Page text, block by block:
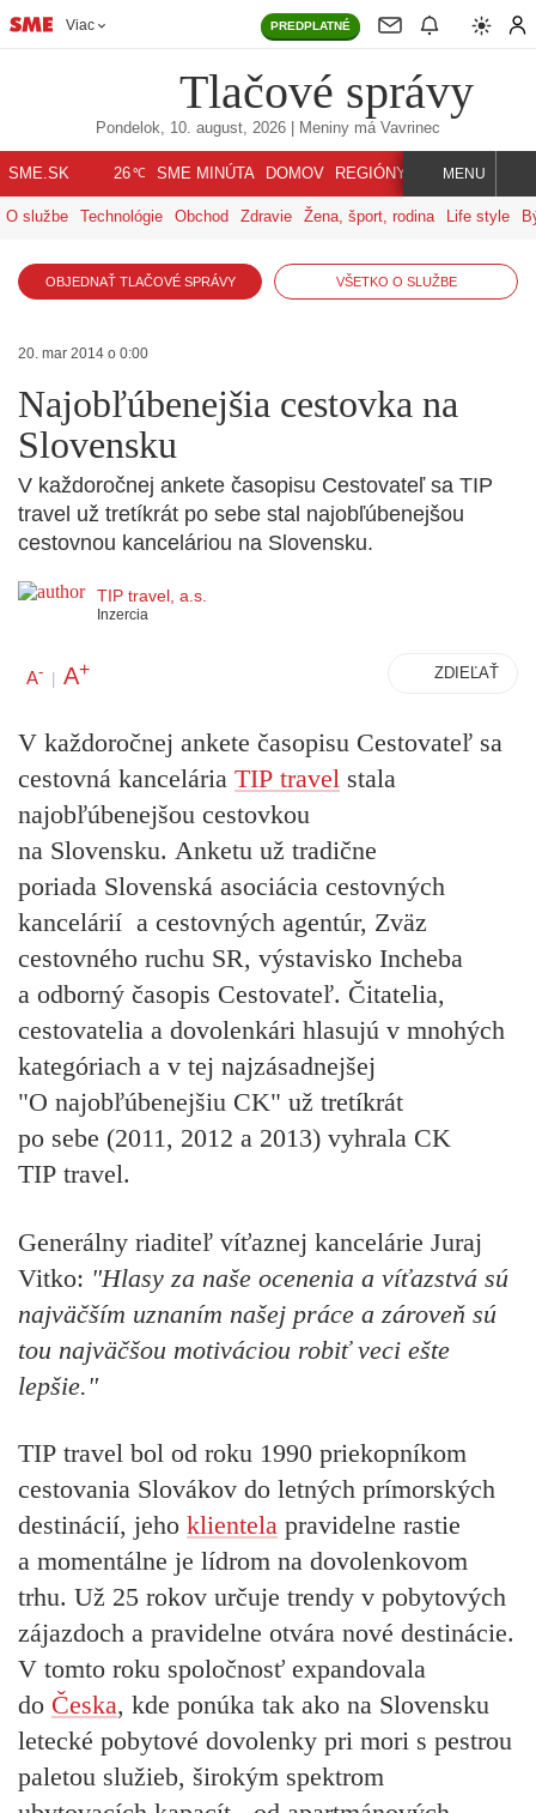
Viac PREDPLATNÉ
Tlačové správy
Pondelok, 10. august, 2026 | Meniny má Vavrinec
SME.SK 26℃ SME MINÚTA DOMOV REGIÓNY INDEX SVET
MENU
O službe Technológie Obchod Zdravie Žena, šport, rodina Life style
OBJEDNAŤ TLAČOVÉ SPRÁVY VŠETKO O SLUŽBE
20. mar 2014 o 0:00
Najobľúbenejšia cestovka na
Slovensku
V každoročnej ankete časopisu Cestovateľ sa TIP
travel už tretíkrát po sebe stal najobľúbenejšou
cestovnou kanceláriou na Slovensku.
TIP travel, a.s.
Inzercia
A- | A+ ZDIEĽAŤ
V každoročnej ankete časopisu Cestovateľ sa
cestovná kancelária TIP travel stala
najobľúbenejšou cestovkou
na Slovensku. Anketu už tradične
poriada Slovenská asociácia cestovných
kancelárií a cestovných agentúr, Zväz
cestovného ruchu SR, výstavisko Incheba
a odborný časopis Cestovateľ. Čitatelia,
cestovatelia a dovolenkári hlasujú v mnohých
kategóriach a v tej najzásadnejšej
"O najobľúbenejšiu CK" už tretíkrát
po sebe (2011, 2012 a 2013) vyhrala CK
TIP travel.
Generálny riaditeľ víťaznej kancelárie Juraj
Vitko: "Hlasy za naše ocenenia a víťazstvá sú
najväčším uznaním našej práce a zároveň sú
tou najväčšou motiváciou robiť veci ešte
lepšie."
TIP travel bol od roku 1990 priekopníkom
cestovania Slovákov do letných prímorských
destinácií, jeho klientela pravidelne rastie
a momentálne je lídrom na dovolenkovom
trhu. Už 25 rokov určuje trendy v pobytových
zájazdoch a pravidelne otvára nové destinácie.
V tomto roku spoločnosť expandovala
do Česka, kde ponúka tak ako na Slovensku
letecké pobytové dovolenky pri mori s pestrou
paletou služieb, širokým spektrom